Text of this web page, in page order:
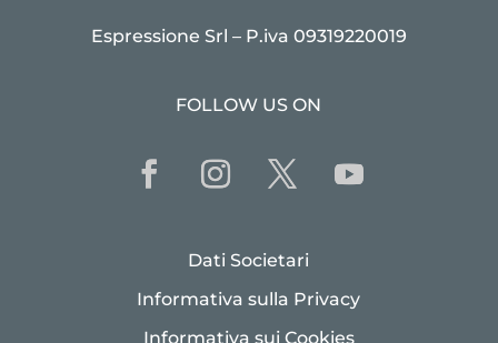
Espressione Srl – P.iva 09319220019
FOLLOW US ON
Dati Societari
Informativa sulla Privacy
Informativa sui Cookies